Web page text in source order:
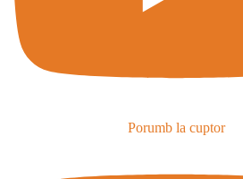
Porumb la cuptor